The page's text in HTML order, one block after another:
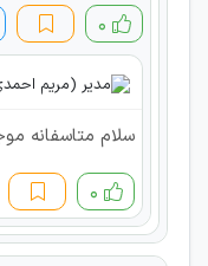
۰
سلام متاسفانه
۰